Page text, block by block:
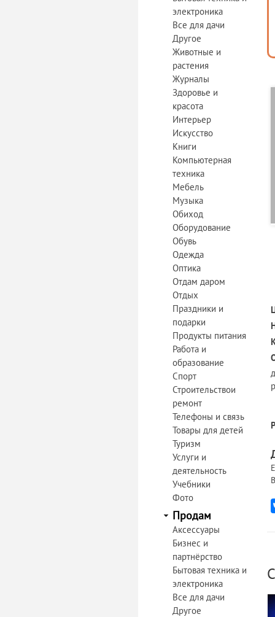
электроника
Все для дачи
Другое
Животные и
растения
Журналы
Здоровье и
красота
Интерьер
Искусство
Книги
Компьютерная
техника
Мебель
Музыка
Обиход
Оборудование
Обувь
Одежда
Оптика
Отдам даром
Отдых
Праздники и
подарки
Продукты питания
Работа и
образование
Спорт
Строительствои
ремонт
Телефоны и связь
Товары для детей
Туризм
Услуги и
деятельность
Учебники
Фото
Продам
Аксессуары
Бизнес и
партнёрство
Бытовая техника и
электроника
Все для дачи
Другое